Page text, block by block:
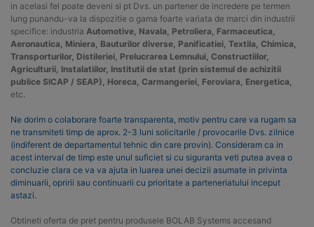
in acelasi fel poate deveni si pt Dvs. un partener de incredere pe termen
lung punandu-va la dispozitie o gama foarte variata de marci din industrii
specifice: industria Automotive, Navala, Petroliera, Farmaceutica,
Aeronautica, Miniera, Bauturilor diverse, Panificatiei, Textila, Chimica,
Transporturilor, Distileriei, Prelucrarea Lemnului, Constructiilor,
Agriculturii, Instalatiilor, Institutii de stat (prin sistemul de achizitii
publice SICAP / SEAP), Horeca, Carmangeriei, Feroviara, Energetica,
etc.
Ne dorim o colaborare foarte transparenta, motiv pentru care va rugam sa
ne transmiteti timp de aprox. 2-3 luni solicitarile / provocarile Dvs. zilnice
(indiferent de departamentul tehnic din care provin). Consideram ca in
acest interval de timp este unul suficiet si cu siguranta veti putea avea o
concluzie clara ce va va ajuta in luarea unei decizii asumate in privinta
diminuarii, opririi sau continuarii cu prioritate a parteneriatului inceput
astazi.
Obtineti oferta de pret pentru produsele BOLAB Systems accesand